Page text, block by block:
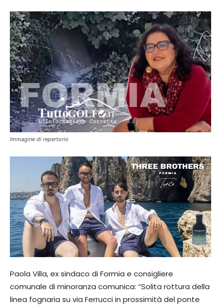
Immagine di repertorio
Paola Villa, ex sindaco di Formia e consigliere
comunale di minoranza comunica: “Solita rottura della
linea fognaria su via Ferrucci in prossimità del ponte